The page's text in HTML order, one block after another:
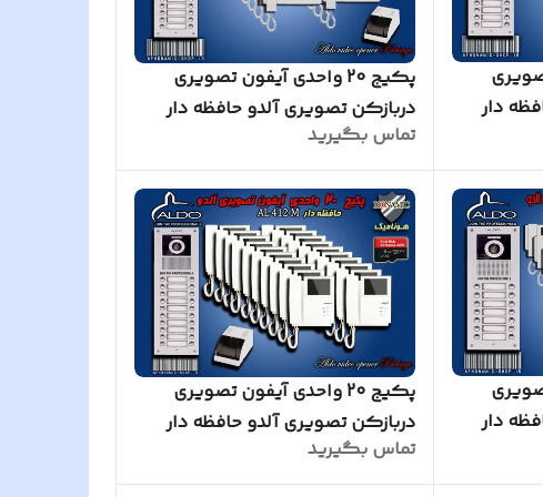
تصویری
دار
پکیج 20 واحدی آیفون تصویری
دربازکن تصویری آلدو حافظه دار
مدل AL414M پنل ساده سفید
تماس بگیرید
تصویری
دار
پکیج 20 واحدی آیفون تصویری
دربازکن تصویری آلدو حافظه دار
مدل AL412M پنل ساده
تماس بگیرید